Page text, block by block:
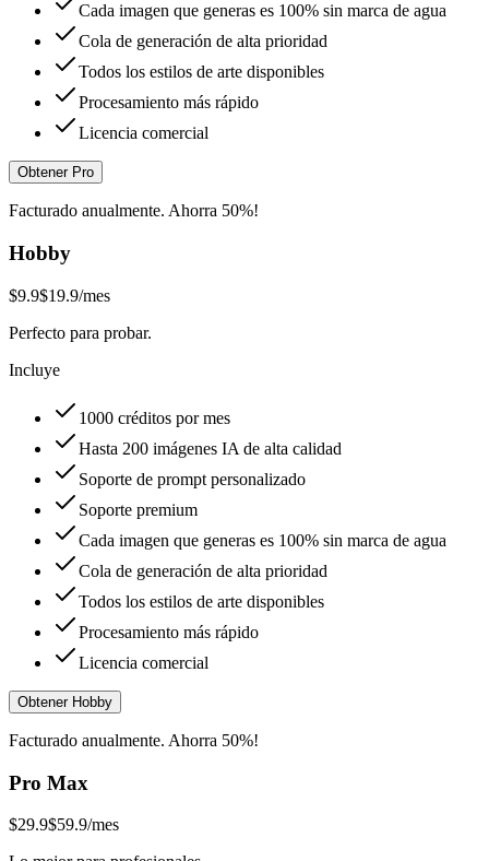
Cada imagen que generas es 100% sin marca de agua
Cola de generación de alta prioridad
Todos los estilos de arte disponibles
Procesamiento más rápido
Licencia comercial
Obtener Pro
Facturado anualmente. Ahorra 50%!
Hobby
$9.9$19.9/mes
Perfecto para probar.
Incluye
1000 créditos por mes
Hasta 200 imágenes IA de alta calidad
Soporte de prompt personalizado
Soporte premium
Cada imagen que generas es 100% sin marca de agua
Cola de generación de alta prioridad
Todos los estilos de arte disponibles
Procesamiento más rápido
Licencia comercial
Obtener Hobby
Facturado anualmente. Ahorra 50%!
Pro Max
$29.9$59.9/mes